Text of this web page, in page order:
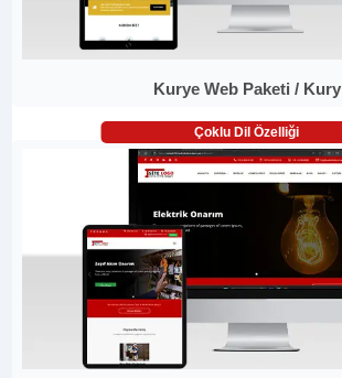
Kurye Web Paketi / Kury
Çoklu Dil Özelliği